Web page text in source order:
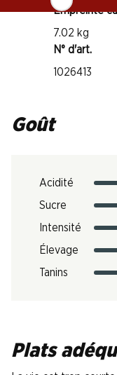
Empreinte
7.02 kg
N° d'art.
1026413
Goût
Acidité
Sucre
Intensité
Élevage
Tanins
Plats